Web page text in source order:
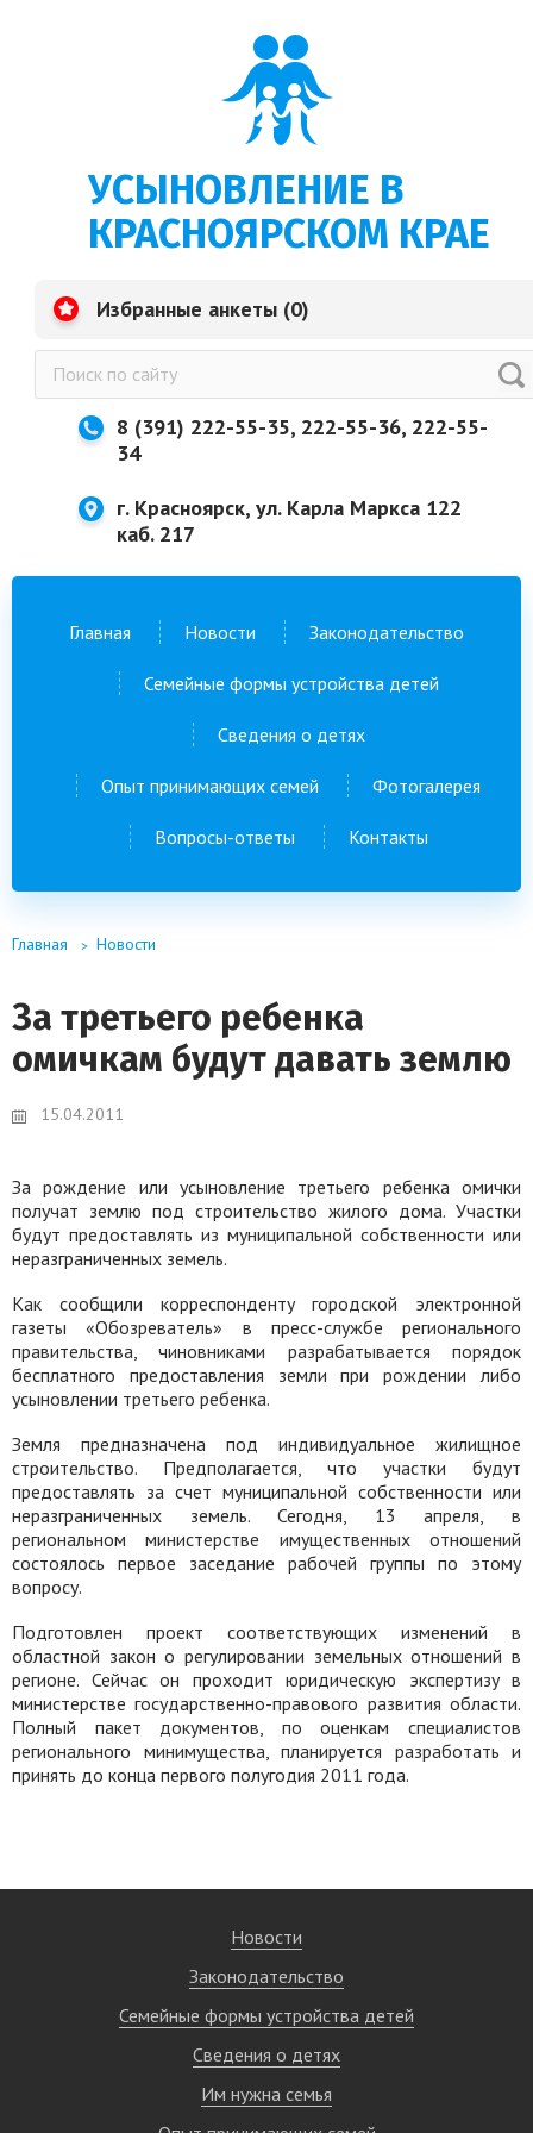
УСЫНОВЛЕНИЕ В
КРАСНОЯРСКОМ КРАЕ
Избранные анкеты (0)
8 (391) 222-55-35, 222-55-36, 222-55-
34
г. Красноярск, ул. Карла Маркса 122
каб. 217
Главная Новости Законодательство
Семейные формы устройства детей
Сведения о детях
Опыт принимающих семей Фотогалерея
Вопросы-ответы Контакты
Главная Новости
За третьего ребенка
омичкам будут давать землю
15.04.2011
За рождение или усыновление третьего ребенка омички
получат землю под строительство жилого дома. Участки
будут предоставлять из муниципальной собственности или
неразграниченных земель.
Как сообщили корреспонденту городской электронной
газеты «Обозреватель» в пресс-службе регионального
правительства, чиновниками разрабатывается порядок
бесплатного предоставления земли при рождении либо
усыновлении третьего ребенка.
Земля предназначена под индивидуальное жилищное
строительство. Предполагается, что участки будут
предоставлять за счет муниципальной собственности или
неразграниченных земель. Сегодня, 13 апреля, в
региональном министерстве имущественных отношений
состоялось первое заседание рабочей группы по этому
вопросу.
Подготовлен проект соответствующих изменений в
областной закон о регулировании земельных отношений в
регионе. Сейчас он проходит юридическую экспертизу в
министерстве государственно-правового развития области.
Полный пакет документов, по оценкам специалистов
регионального минимущества, планируется разработать и
принять до конца первого полугодия 2011 года.
Новости
Законодательство
Семейные формы устройства детей
Сведения о детях
Им нужна семья